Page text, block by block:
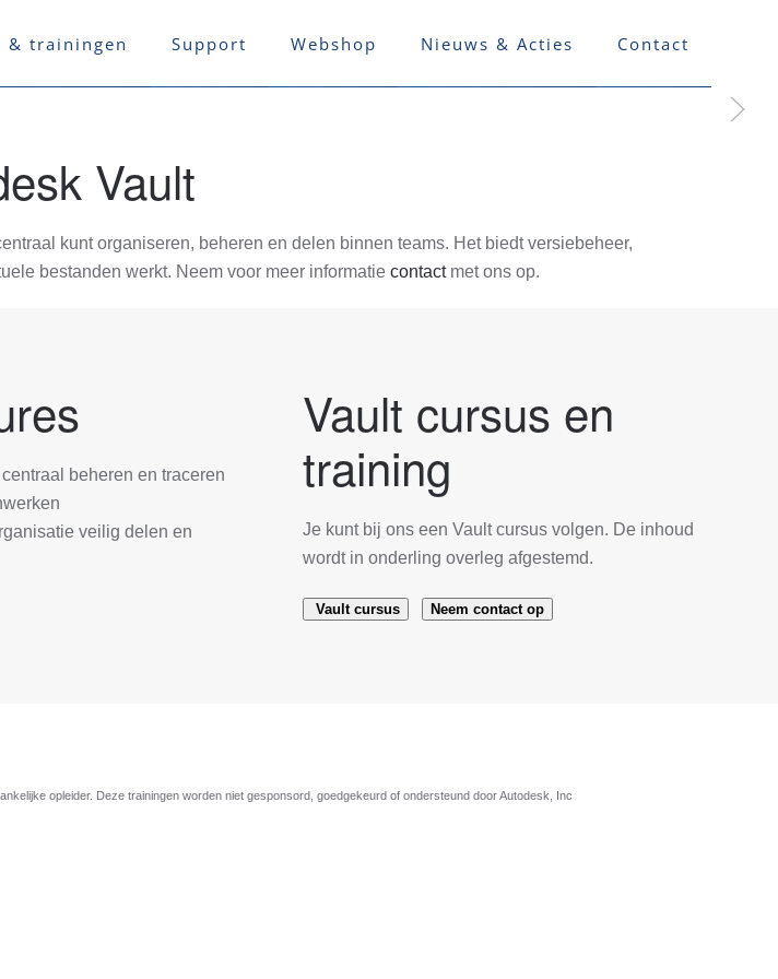
& trainingen Support Webshop Nieuws & Acties Contact
Vault
kunt organiseren, beheren en delen binnen teams. Het biedt versiebeheer,
bestanden werkt. Neem voor meer informatie contact met ons op.
beheren en traceren
veilig delen en
Vault cursus en
training
Je kunt bij ons een Vault cursus volgen. De inhoud
wordt in onderling overleg afgestemd.
Vault cursus Neem contact op
opleider. Deze trainingen worden niet gesponsord, goedgekeurd of ondersteund door Autodesk, Inc